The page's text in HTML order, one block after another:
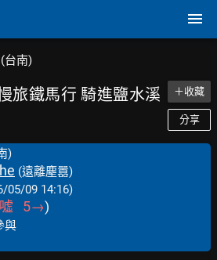
台南)
旅鐵馬行 騎進鹽水溪
＋收藏
分享
)
(遠離塵囂)
05/09 14:16)
噓 5→)
與